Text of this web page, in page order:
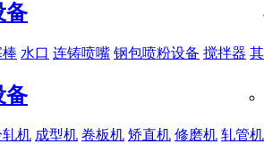
备
水口 连铸喷嘴 钢包喷粉设备 搅拌器
备
轧机 成型机 卷板机 矫直机 修磨机 轧管机